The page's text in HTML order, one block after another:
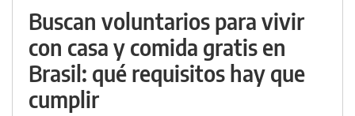
Buscan voluntarios para vivir
con casa y comida gratis en
Brasil: qué requisitos hay que
cumplir